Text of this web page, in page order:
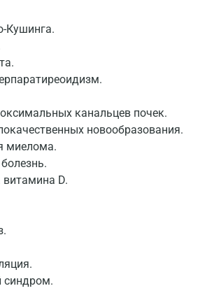
Кушинга.
канальцев почек.
новообразования.
миелома.
D.
синдром.